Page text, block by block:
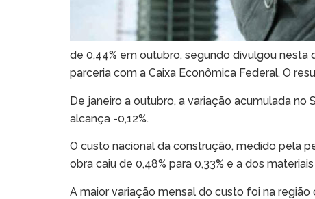
de 0,44% em outubro, segundo divulgou nesta
parceria com a Caixa Econômica Federal. O
De janeiro a outubro, a variação acumulada no
alcança -0,12%.
O custo nacional da construção, medido pela
obra caiu de 0,48% para 0,33% e a dos
A maior variação mensal do custo foi na